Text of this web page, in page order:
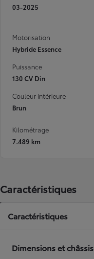
03-2025
Motorisation
Hybride Essence
Puissance
130 CV Din
Couleur intérieure
Brun
Kilométrage
7.489 km
Caractéristiques
Caractéristiques
Dimensions et châssis